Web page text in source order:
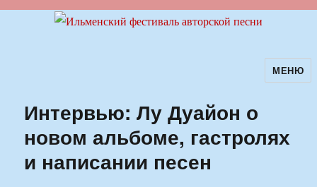
Ильменский фестиваль авторскойМЕНЮ
Интервью: Лу Дуайон о
новом альбоме, гастролях
и написании песен